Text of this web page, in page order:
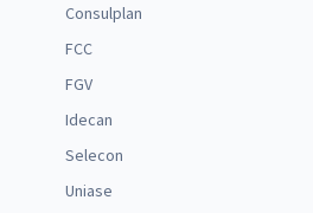
Consulplan
FCC
FGV
Idecan
Selecon
Uniase